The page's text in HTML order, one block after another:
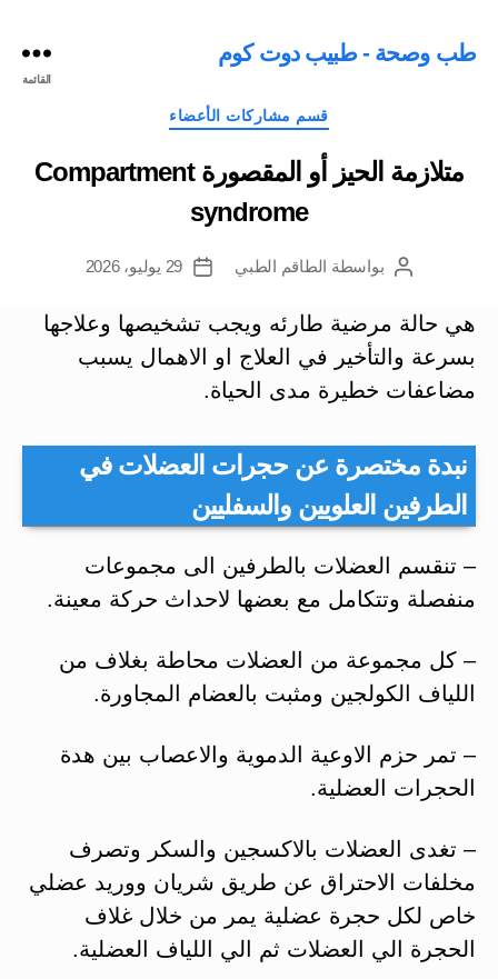
طب وصحة - طبيب دوت كوم
القائمة
التصنيفات
قسم مشاركات الأعضاء
متلازمة الحيز أو المقصورة Compartment
syndrome
كاتببواسطة الطاقم الطبي
تاريخ
29 يوليو، 2026
هي حالة مرضية طارئه ويجب تشخيصها وعلاجها
بسرعة والتأخير في العلاج او الاهمال يسبب
مضاعفات خطيرة مدى الحياة.
نبدة مختصرة عن حجرات العضلات في
الطرفين العلويين والسفليين
– تنقسم العضلات بالطرفين الى مجموعات
منفصلة وتتكامل مع بعضها لاحداث حركة معينة.
– كل مجموعة من العضلات محاطة بغلاف من
اللياف الكولجين ومثبت بالعضام المجاورة.
– تمر حزم الاوعية الدموية والاعصاب بين هدة
الحجرات العضلية.
– تغدى العضلات بالاكسجين والسكر وتصرف
مخلفات الاحتراق عن طريق شريان ووريد عضلي
خاص لكل حجرة عضلية يمر من خلال غلاف
الحجرة الي العضلات ثم الي اللياف العضلية.